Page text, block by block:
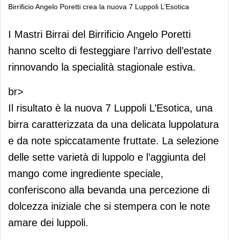
Birrificio Angelo Poretti crea la nuova 7 Luppoli L’Esotica
Birrificio Angelo Poretti crea la nuova
7 Luppoli L’Esotica
I Mastri Birrai del Birrificio Angelo Poretti
hanno scelto di festeggiare l’arrivo dell’estate
rinnovando la specialità stagionale estiva.
br>
Il risultato è la nuova 7 Luppoli L’Esotica, una
birra caratterizzata da una delicata luppolatura
e da note spiccatamente fruttate. La selezione
delle sette varietà di luppolo e l’aggiunta del
mango come ingrediente speciale,
conferiscono alla bevanda una percezione di
dolcezza iniziale che si stempera con le note
amare dei luppoli.